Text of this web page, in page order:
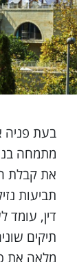
בעת פניה
מתמחה
את קבלת
תביעות
דין, עומד
תיקים
מלאה את